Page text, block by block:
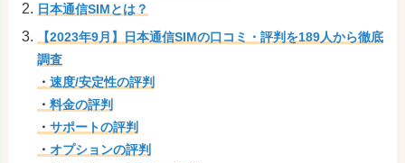
日本通信SIMとは？
【2023年9月】日本通信SIMの口コミ・評判を189人から徹底
調査
・ 速度/安定性の評判
・ 料金の評判
・ サポートの評判
・ オプションの評判